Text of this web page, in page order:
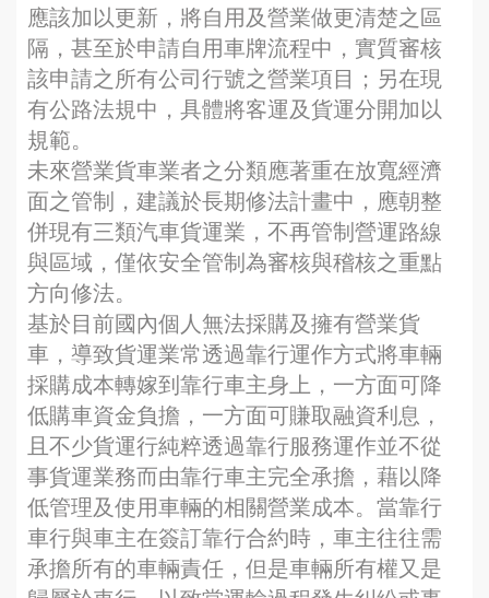
應該加以更新，將自用及營業做更清楚之區
隔，甚至於申請自用車牌流程中，實質審核
該申請之所有公司行號之營業項目；另在現
有公路法規中，具體將客運及貨運分開加以
規範。
未來營業貨車業者之分類應著重在放寬經濟
面之管制，建議於長期修法計畫中，應朝整
併現有三類汽車貨運業，不再管制營運路線
與區域，僅依安全管制為審核與稽核之重點
方向修法。
基於目前國內個人無法採購及擁有營業貨
車，導致貨運業常透過靠行運作方式將車輛
採購成本轉嫁到靠行車主身上，一方面可降
低購車資金負擔，一方面可賺取融資利息，
且不少貨運行純粹透過靠行服務運作並不從
事貨運業務而由靠行車主完全承擔，藉以降
低管理及使用車輛的相關營業成本。當靠行
車行與車主在簽訂靠行合約時，車主往往需
承擔所有的車輛責任，但是車輛所有權又是